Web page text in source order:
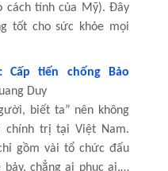
cách tính của Mỹ). Đây
tốt cho sức khỏe mọi
Cấp tiến chống Bảo
Duy
biết ta” nên không
chính trị tại Việt Nam.
gồm vài tổ chức đấu
chẳng ai phục ai,…